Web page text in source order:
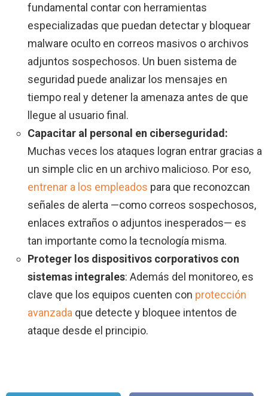
fundamental contar con herramientas
especializadas que puedan detectar y bloquear
malware oculto en correos masivos o archivos
adjuntos sospechosos. Un buen sistema de
seguridad puede analizar los mensajes en
tiempo real y detener la amenaza antes de que
llegue al usuario final.
Capacitar al personal en ciberseguridad:
Muchas veces los ataques logran entrar gracias a
un simple clic en un archivo malicioso. Por eso,
entrenar a los empleados para que reconozcan
señales de alerta —como correos sospechosos,
enlaces extraños o adjuntos inesperados— es
tan importante como la tecnología misma.
Proteger los dispositivos corporativos con
sistemas integrales: Además del monitoreo, es
clave que los equipos cuenten con protección
avanzada que detecte y bloquee intentos de
ataque desde el principio.